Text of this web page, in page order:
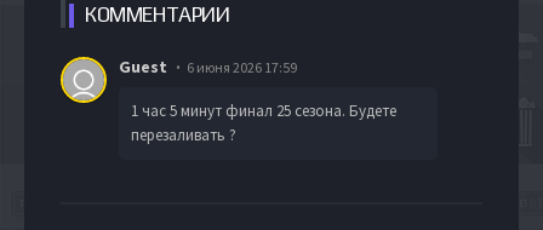
КОММЕНТАРИИ
Guest 6 июня 2026 17:59
1 час 5 минут финал 25 сезона. Будете
перезаливать ?